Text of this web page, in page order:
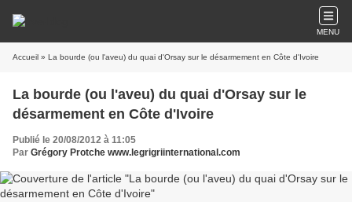
MENU
Accueil » La bourde (ou l'aveu) du quai d'Orsay sur le désarmement en Côte d'Ivoire
La bourde (ou l'aveu) du quai d'Orsay sur le
désarmement en Côte d'Ivoire
Publié le 20/08/2012 à 11:05
Par Grégory Protche www.legrigriinternational.com